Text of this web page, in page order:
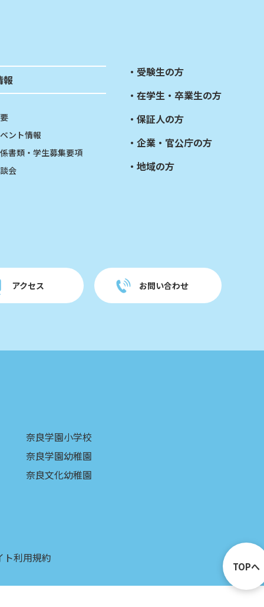
報
ント情報
書類・学生募集要項
会
受験生の方
在学生・卒業生の方
保証人の方
企業・官公庁の方
地域の方
アクセス お問い合わせ
奈良学園小学校
奈良学園幼稚園
奈良文化幼稚園
ト利用規約
TOPへ